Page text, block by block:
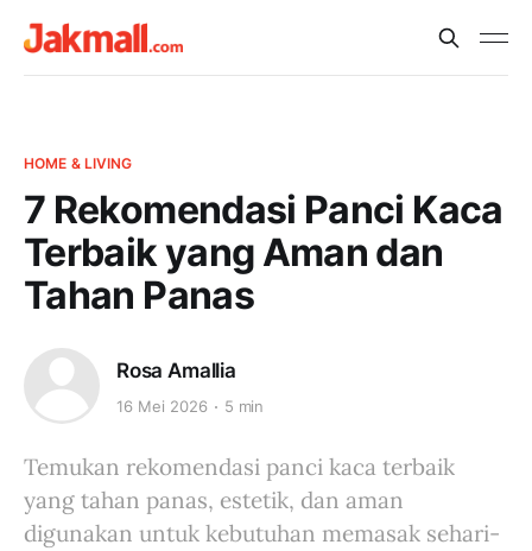
HOME & LIVING
7 Rekomendasi Panci Kaca
Terbaik yang Aman dan
Tahan Panas
Rosa Amallia
16 Mei 2026 5 min
Temukan rekomendasi panci kaca terbaik
yang tahan panas, estetik, dan aman
digunakan untuk kebutuhan memasak sehari-